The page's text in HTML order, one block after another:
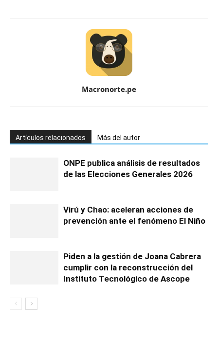
Macronorte.pe
Artículos relacionados Más del autor
ONPE publica análisis de resultados
de las Elecciones Generales 2026
Virú y Chao: aceleran acciones de
prevención ante el fenómeno El Niño
Piden a la gestión de Joana Cabrera
cumplir con la reconstrucción del
Instituto Tecnológico de Ascope